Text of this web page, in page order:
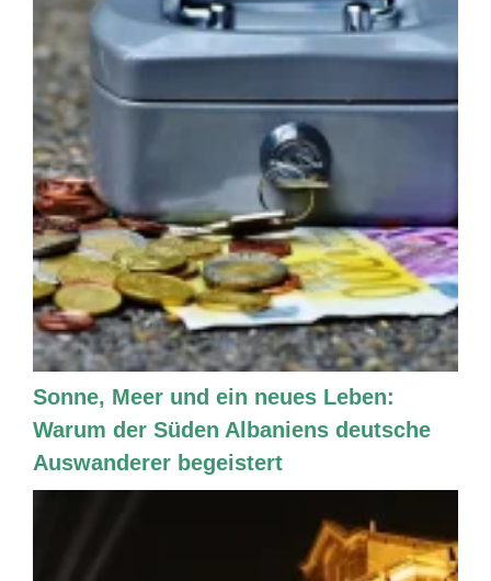
Sonne, Meer und ein neues Leben:
Warum der Süden Albaniens deutsche
Auswanderer begeistert